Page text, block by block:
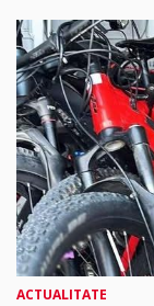
ACTUALITATE